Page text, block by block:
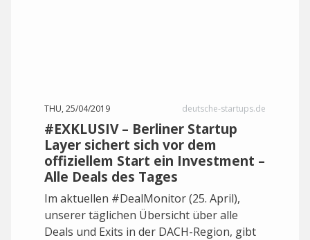
THU, 25/04/2019 deutsche-startups.de
#EXKLUSIV – Berliner Startup
Layer sichert sich vor dem
offiziellem Start ein Investment –
Alle Deals des Tages
Im aktuellen #DealMonitor (25. April),
unserer täglichen Übersicht über alle
Deals und Exits in der DACH-Region, gibt